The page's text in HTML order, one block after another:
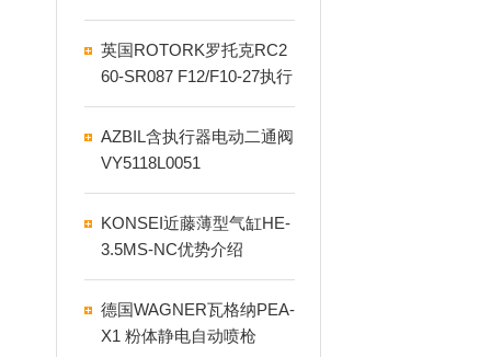
英国ROTORK罗托克RC2
60-SR087 F12/F10-27执行
器介绍
AZBIL含执行器电动二通阀
VY5118L0051
KONSEI近藤薄型气缸HE-
3.5MS-NC优势介绍
德国WAGNER瓦格纳PEA-
X1 粉体静电自动喷枪